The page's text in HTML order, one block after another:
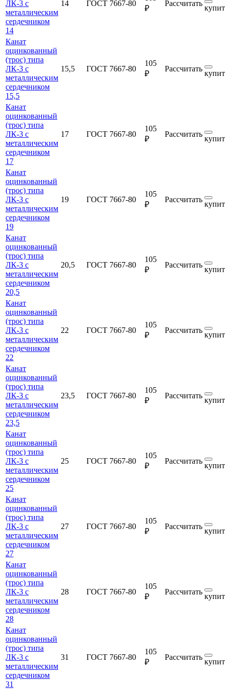
ЛК-3 с
металлическим
сердечником
14
14 ГОСТ 7667-80
₽
Рассчитать
Канат
оцинкованный
(трос) типа
ЛК-3 с
металлическим
сердечником
15,5
15,5 ГОСТ 7667-80
105
₽
Рассчитать
Канат
оцинкованный
(трос) типа
ЛК-3 с
металлическим
сердечником
17
17 ГОСТ 7667-80
105
₽
Рассчитать
Канат
оцинкованный
(трос) типа
ЛК-3 с
металлическим
сердечником
19
19 ГОСТ 7667-80
105
₽
Рассчитать
Канат
оцинкованный
(трос) типа
ЛК-3 с
металлическим
сердечником
20,5
20,5 ГОСТ 7667-80
105
₽
Рассчитать
Канат
оцинкованный
(трос) типа
ЛК-3 с
металлическим
сердечником
22
22 ГОСТ 7667-80
105
₽
Рассчитать
Канат
оцинкованный
(трос) типа
ЛК-3 с
металлическим
сердечником
23,5
23,5 ГОСТ 7667-80
105
₽
Рассчитать
Канат
оцинкованный
(трос) типа
ЛК-3 с
металлическим
сердечником
25
25 ГОСТ 7667-80
105
₽
Рассчитать
Канат
оцинкованный
(трос) типа
ЛК-3 с
металлическим
сердечником
27
27 ГОСТ 7667-80
105
₽
Рассчитать
Канат
оцинкованный
(трос) типа
ЛК-3 с
металлическим
сердечником
28
28 ГОСТ 7667-80
105
₽
Рассчитать
Канат
оцинкованный
(трос) типа
ЛК-3 с
металлическим
сердечником
31
31 ГОСТ 7667-80
105
₽
Рассчитать